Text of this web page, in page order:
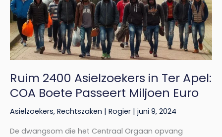
Ruim 2400 Asielzoekers in Ter Apel:
COA Boete Passeert Miljoen Euro
Asielzoekers, Rechtszaken | Rogier | juni 9, 2024
De dwangsom die het Centraal Orgaan opvang
Apel:
COA
Boete
Passeert
Miljoen
Euro